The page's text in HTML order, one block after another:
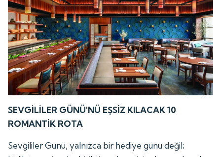
SEVGİLİLER GÜNÜ'NÜ EŞSİZ KILACAK 10
ROMANTİK ROTA
Sevgililer Günü, yalnızca bir hediye günü değil;